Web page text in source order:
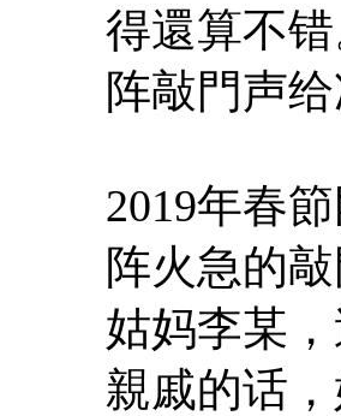
得還算不
阵敲門声给
2019年春
阵火急的
姑妈李某
親戚的话